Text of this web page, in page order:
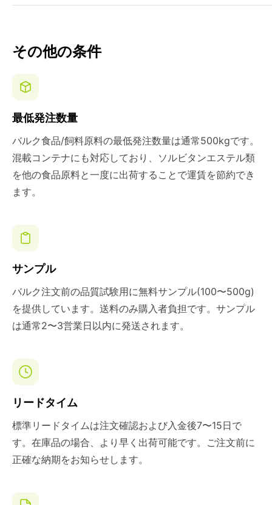
その他の条件
最低発注数量
バルク食品/飼料原料の最低発注数量は通常500kgです。
混載コンテナにも対応しており、ソルビタンエステル類
を他の食品原料と一度に出荷することで運賃を節約でき
ます。
サンプル
バルク注文前の品質試験用に無料サンプル(100〜500g)
を提供しています。送料のみ購入者負担です。サンプル
は通常2〜3営業日以内に発送されます。
リードタイム
標準リードタイムは注文確認および入金後7〜15日で
す。在庫品の場合、より早く出荷可能です。ご注文前に
正確な納期をお知らせします。